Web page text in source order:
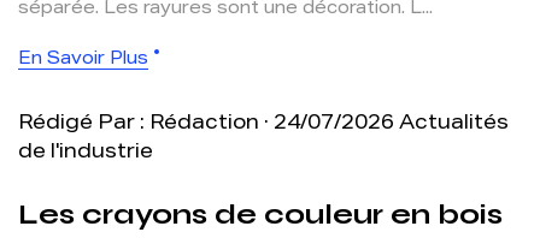
séparée. Les rayures sont une décoration. L...
En Savoir Plus
Rédigé Par : Rédaction · 24/07/2026 Actualités
de l'industrie
Les crayons de couleur en bois